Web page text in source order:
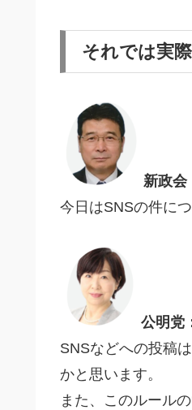
それでは実
新政会
今日はSNSの件に
公明党
SNSなどへの投稿
かと思います。
また、このルール